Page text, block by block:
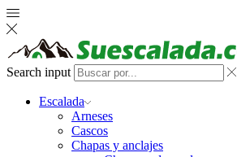
Search input
Escalada
Arneses
Cascos
Chapas y anclajes